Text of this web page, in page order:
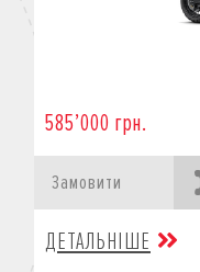
585’000 грн.
Замовити
ДЕТАЛЬНІШЕ